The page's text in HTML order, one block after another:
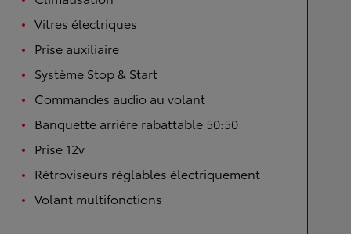
Vitres électriques
Prise auxiliaire
Système Stop & Start
Commandes audio au volant
Banquette arrière rabattable 50:50
Prise 12v
Rétroviseurs réglables électriquement
Volant multifonctions